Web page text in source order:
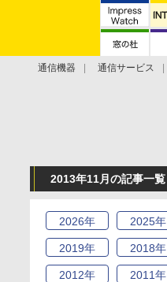
通信機器 通信サービス
2013年11月の記事一覧
2026年 2025年
2019年 2018年
2012年 2011年